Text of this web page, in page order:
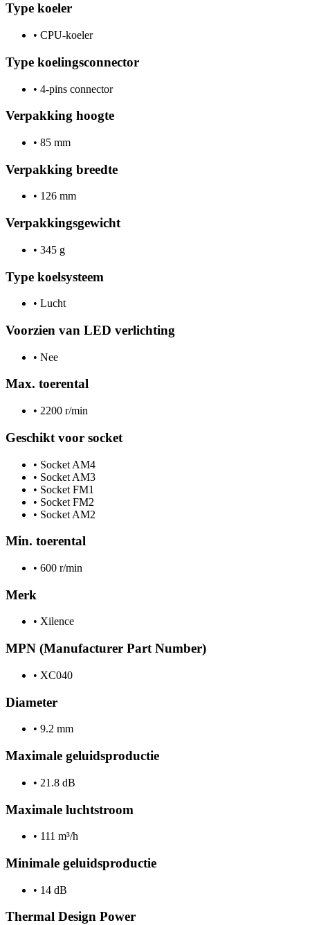
Type koeler
• CPU-koeler
Type koelingsconnector
• 4-pins connector
Verpakking hoogte
• 85 mm
Verpakking breedte
• 126 mm
Verpakkingsgewicht
• 345 g
Type koelsysteem
• Lucht
Voorzien van LED verlichting
• Nee
Max. toerental
• 2200 r/min
Geschikt voor socket
• Socket AM4
• Socket AM3
• Socket FM1
• Socket FM2
• Socket AM2
Min. toerental
• 600 r/min
Merk
• Xilence
MPN (Manufacturer Part Number)
• XC040
Diameter
• 9.2 mm
Maximale geluidsproductie
• 21.8 dB
Maximale luchtstroom
• 111 m³/h
Minimale geluidsproductie
• 14 dB
Thermal Design Power